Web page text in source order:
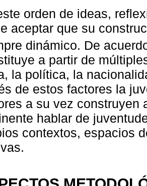
orden de ideas,
aceptar que su
dinámico. De
a partir de
la política, la
de estos factores la
a su vez construyen
hablar de
contextos, espacios